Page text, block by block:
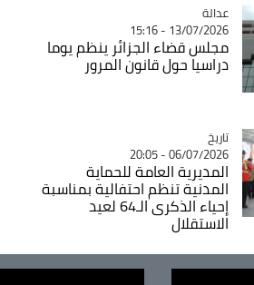
Catégorie
عدالة
13/07/2026 - 15:16
مجلس قضاء الجزائر ينظم يوما
دراسيا حول قانون المرور
Catégorie
تاريخ
06/07/2026 - 20:05
المديرية العامة للحماية
المدنية تنظم احتفالية بمناسبة
إحياء الذكرى الـ64 لعيد
الاستقلال